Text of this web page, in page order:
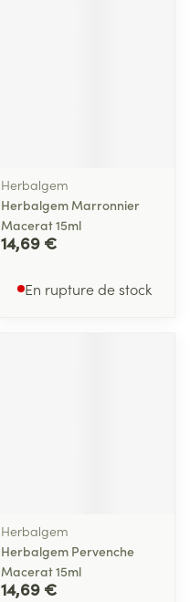
Herbalgem
Herbalgem Marronnier
Macerat 15ml
14,69 €
En rupture de stock
Herbalgem
Herbalgem Pervenche
Macerat 15ml
14,69 €